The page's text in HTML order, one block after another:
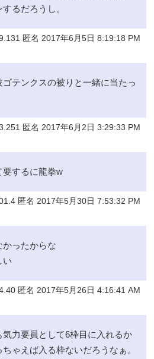
るだろうし。
匿名 2017年6月5日 8:19:18 PM
テンクスの被りと一緒に当たっ
匿名 2017年6月2日 3:29:33 PM
要するに龍拳w
匿名 2017年5月30日 7:53:32 PM
ったからな
い
匿名 2017年5月26日 4:16:41 AM
力要員として6枠目に入れるか
ゃえば入る枠ないだろうなぁ。